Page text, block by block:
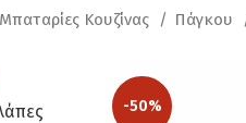
Μπαταρίες Κουζίνας Πάγκου
-50%